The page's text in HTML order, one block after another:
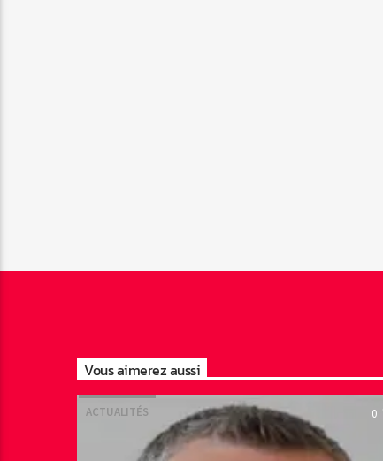
Vous aimerez aussi
ACTUALITÉS 0